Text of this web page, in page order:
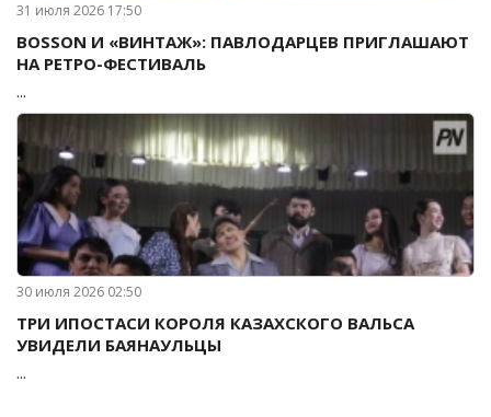
31 июля 2026 17:50
BOSSON И «ВИНТАЖ»: ПАВЛОДАРЦЕВ ПРИГЛАШАЮТ
НА РЕТРО-ФЕСТИВАЛЬ
...
30 июля 2026 02:50
ТРИ ИПОСТАСИ КОРОЛЯ КАЗАХСКОГО ВАЛЬСА
УВИДЕЛИ БАЯНАУЛЬЦЫ
...